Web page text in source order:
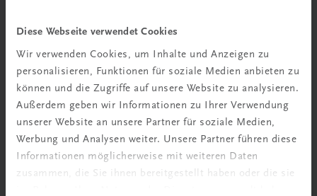
Diese Webseite verwendet Cookies
Wir verwenden Cookies, um Inhalte und Anzeigen zu
personalisieren, Funktionen für soziale Medien anbieten zu
können und die Zugriffe auf unsere Website zu analysieren.
Außerdem geben wir Informationen zu Ihrer Verwendung
unserer Website an unsere Partner für soziale Medien,
Werbung und Analysen weiter. Unsere Partner führen diese
Informationen möglicherweise mit weiteren Daten
zusammen, die Sie ihnen bereitgestellt haben oder die sie
Wir über uns
Familienunternehmen mit 80 Mitarbeiterinnen und
Mitarbeitern, die eines verbindet: Begeisterung für unsere
Produkte.
mehr erfahren